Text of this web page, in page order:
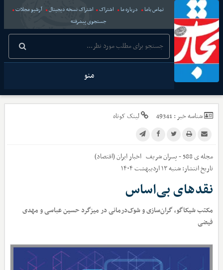
تماس باما درباره ما اشتراک اشتراک نسخه دیجیتال
آرشیو مجلات
جستجوی پیشرفته
منو
شناسه خبر :49341 لینک کوتاه
مجله ی 588 - پسران شریف اخبارایران (اقتصاد)
تاریخ انتشار:شنبه ۱۳ اردیبهشت ۱۴۰۴
نقدهای بی‌اساس
مکتب شیکاگو، گران‌سازی و شوک‌درمانی در میزگرد حسین عباسی و مهدی
فیضی